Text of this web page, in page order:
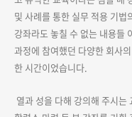
및 사례를 통한 실무 적용 기법
강좌라도 놓칠 수 없는 내용들
과정에 참여했던 다양한 회사의
한 시간이었습니다.
열과 성을 다해 강의해 주시는